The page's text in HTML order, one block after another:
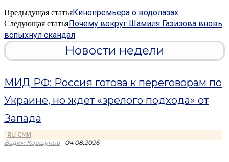
Предыдущая статьяКинопремьера о водолазах
Следующая статьяПочему вокруг Шамиля Газизова вновь
вспыхнул скандал
Новости недели
МИД РФ: Россия готова к переговорам по
Украине, но ждет «зрелого подхода» от
Запада
RU СМИ
Вадим Коршунов - 04.08.2026